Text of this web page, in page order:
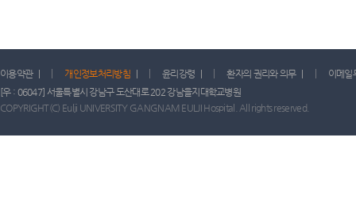
이용약관| 개인정보처리방침| 윤리강령 환자의 권리와 의무|
이메일
[우 : 06047] 서울특별시 강남구 도산대로 202 강남을지대학교병원
COPYRIGHT(C) Eulji UNIVERSITY GANGNAM EULJI Hospital. All rights reserved.